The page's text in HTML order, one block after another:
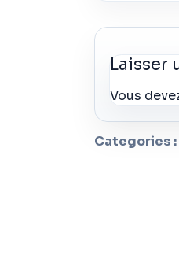
Laisser
Vous
Categories :